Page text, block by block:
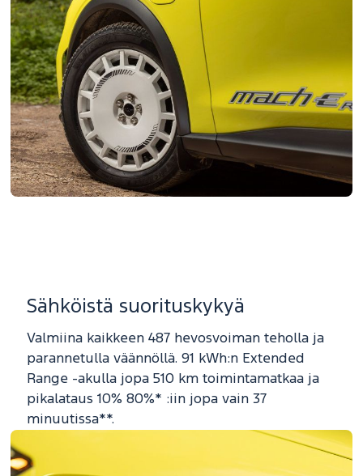
Sähköistä suorituskykyä
Valmiina kaikkeen 487 hevosvoiman teholla ja
parannetulla väännöllä. 91 kWh:n Extended
Range -akulla jopa 510 km toimintamatkaa ja
pikalataus 10% 80%* :iin jopa vain 37
minuutissa**.